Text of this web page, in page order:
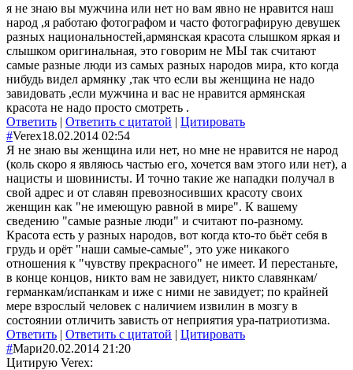
я не знаю вы мужчина или нет но вам явно не нравится наш
народ ,я работаю фотографом и часто фотографирую девушек
разных национальностей,армянская красота слышком яркая и
слышком оригинальная, это говорим не МЫ так считают
самые разные люди из самых разных народов мира, кто когда
нибудь видел армянку ,так что если вы женщина не надо
завидовать ,если мужчина и вас не нравится армянская
красота не надо просто смотреть .
Ответить | Ответить с цитатой | Цитировать
#Verex18.02.2014 02:54
Я не знаю вы женщина или нет, но мне не нравится не народ
(коль скоро я являюсь частью его, хочется вам этого или нет), а
нацисты и шовинисты. И точно такие же нападки получал в
свой адрес и от славян превозносивших красоту своих
женщин как "не имеющую равной в мире". К вашему
сведению "самые разные люди" и считают по-разному.
Красота есть у разных народов, вот когда кто-то бьёт себя в
грудь и орёт "наши самые-самые", это уже никакого
отношения к "чувству прекрасного" не имеет. И перестаньте,
в конце концов, никто вам не завидует, никто славянкам/
германкам/испанкам и иже с ними не завидует; по крайней
мере взрослый человек с наличием извилин в мозгу в
состоянии отличить зависть от неприятия ура-патриотизма.
Ответить | Ответить с цитатой | Цитировать
#Мари20.02.2014 21:20
Цитирую Verex: